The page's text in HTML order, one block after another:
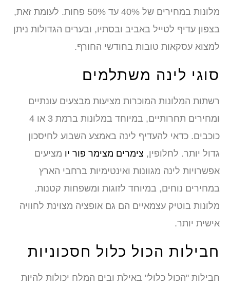
מלונות במחירים של 40% עד 50% פחות. לעומת זאת,
בצפון עדיף לטייל באביב ובסתיו, ובערים הגדולות ניתן
למצוא עסקאות טובות בחודשי החורף.
סוגי לינה משתלמים
רשתות המלונות המוכרות מציעות מבצעים עונתיים
ומחירים תחרותיים, במיוחד במלונות ברמת 3 או 4
כוכבים. כדאי להעדיף לינה באמצע השבוע לחיסכון
גדול יותר. לחלופין, צימרים מצימר פור יו מציעים
אפשרויות לינה מגוונות ואינטימיות ברחבי הארץ
במחירים נוחים, במיוחד לזוגות ומשפחות קטנות.
מלונות בוטיק עצמאיים הם גם אופציה מצוינת לחוויה
אישית יותר.
חבילות הכול כלול חסכוניות
חבילות "הכול כלול" באילת ובים המלח יכולות להיות